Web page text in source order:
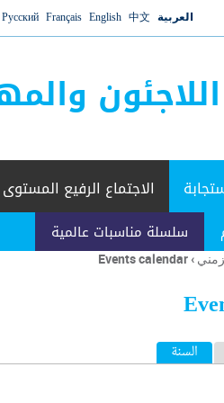
العربية 中文
English
Français
Русский
اللاجئون
سلسلة مناسبات عالمية
الاجتماع الرفيع المستوى
›
Events calendar
السنة (علامة التبويب النشطة)